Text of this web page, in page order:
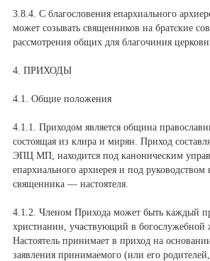
3.8.4. С благословения епархиального
может созывать священников на братские
рассмотрения общих для благочиния
4. ПРИХОДЫ
4.1. Общие положения
4.1.1. Приходом является община
состоящая из клира и мирян. Приход
ЭПЦ МП, находится под каноническим
епархиального архиерея и под руководством
священника — настоятеля.
4.1.2. Членом Прихода может быть каждый
христианин, участвующий в богослужебной
Настоятель принимает в приход на
заявления принимаемого (или его